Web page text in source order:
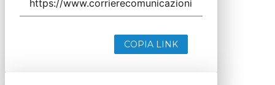
COPIA LINK